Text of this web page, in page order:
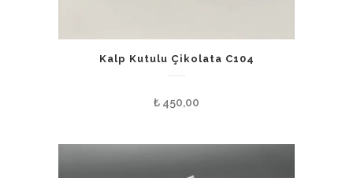
Kalp Kutulu Çikolata C104
₺ 450,00